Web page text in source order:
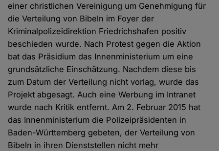
einer christlichen Vereinigung um Genehmigung für
die Verteilung von Bibeln im Foyer der
Kriminalpolizeidirektion Friedrichshafen positiv
beschieden wurde. Nach Protest gegen die Aktion
bat das Präsidium das Innenministerium um eine
grundsätzliche Einschätzung. Nachdem diese bis
zum Datum der Verteilung nicht vorlag, wurde das
Projekt abgesagt. Auch eine Werbung im Intranet
wurde nach Kritik entfernt. Am 2. Februar 2015 hat
das Innenministerium die Polizeipräsidenten in
Baden-Württemberg gebeten, der Verteilung von
Bibeln in ihren Dienststellen nicht mehr